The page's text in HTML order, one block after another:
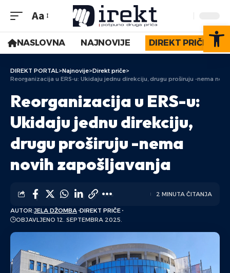
Aa
NASLOVNA NAJNOVIJE DIREKT PRIČE
DIREKT PORTAL>Najnovije>Direkt priče>
Reorganizacija u ERS-u: Ukidaju jednu direkciju, drugu proširuju -nema
Reorganizacija u ERS-u:
Ukidaju jednu direkciju,
drugu proširuju -nema
novih zapošljavanja
AUTOR:JELA DŽOMBA DIREKT PRIČE
OBJAVLJENO 12. SEPTEMBRA 2025.
2 MINUTA ČITANJA